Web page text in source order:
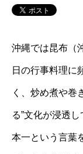
沖縄では昆布（
日の行事料理に
く、炒め煮や巻
る”文化が浸透
本一という言葉